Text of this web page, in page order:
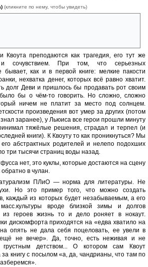
(кликните по нему, чтобы увидеть)
Квоута преподаются как трагедия, его тут же
сочувствием. При том, что серьезных
бывает, как и в первой книге: мелкие пакости
нехватка денег, которых всё равно хватит.
долг Деви и пришлось бы продавать рот своим
бы о чём-то говорить. Но сложно, сложно
ничем не платит за место под солнцем.
произведения вот умер за других (потом
заранее), у Льюиса все герои прошли минуту
тяжёлые решения, страдал и терпел (и
книги). К Квоуту то как проникнуться? Мы
абстрактных родителей и нелепо подохших
три тысячи страниц воды назад.
нет, это куклы, которые достаются на сцену
в чулан.
ПЛиО — норма для литературы. Не
Но это пример того, что можно создать
каждый из которых будет незабываемым, а его
вроде близкой зимы и долгов
из героев жизнь то и дело роняет в нокаут.
дискомфорта приходятся на «едва хватило на
опять не дала себя поцеловать, ее увели в
не вечер». Да, точно, есть неживая и не
детством... О котором сам Квоут
книгу с посылом «а, да, чандрианы, что там по